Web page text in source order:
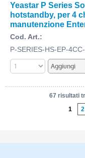
Yeastar P Series
hotstandby, per 4
manutenzione
Cod. Art.:
P-SERIES-HS-EP-
67 risultati
1
2